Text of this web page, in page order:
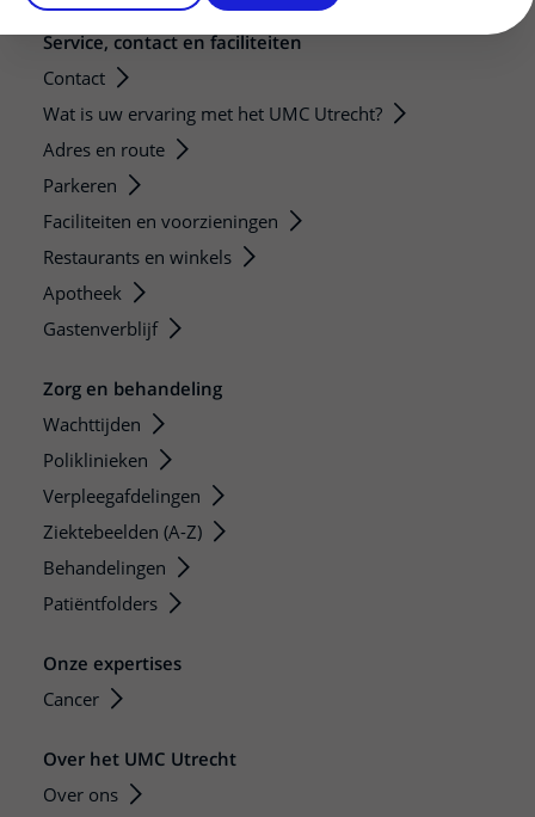
Service, contact en faciliteiten
Contact
Wat is uw ervaring met het UMC Utrecht?
Adres en route
Parkeren
Faciliteiten en voorzieningen
Restaurants en winkels
Apotheek
Gastenverblijf
Zorg en behandeling
Wachttijden
Poliklinieken
Verpleegafdelingen
Ziektebeelden (A-Z)
Behandelingen
Patiëntfolders
Onze expertises
Cancer
Over het UMC Utrecht
Over ons